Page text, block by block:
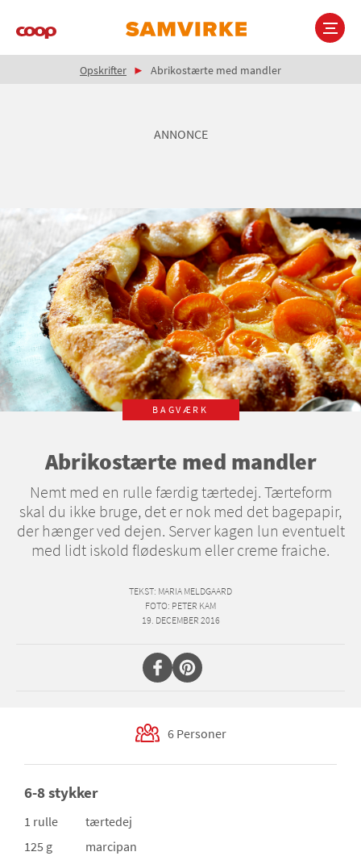
BrødkrummeOpskrifter Abrikostærte med mandler
ANNONCE
BAGVÆRK
Abrikostærte med mandler
Nemt med en rulle færdig tærtedej. Tærteform
skal du ikke bruge, det er nok med det bagepapir,
der hænger ved dejen. Server kagen lun eventuelt
med lidt iskold flødeskum eller creme fraiche.
TEKST: MARIA MELDGAARD
FOTO: PETER KAM
19. DECEMBER 2016
6 Personer
6-8 stykker
1 rulle
tærtedej
125 g
marcipan